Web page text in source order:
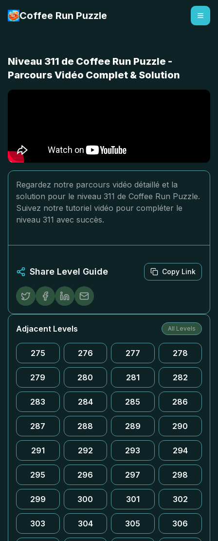
Coffee Run Puzzle
Niveau 311 de Coffee Run Puzzle -
Parcours Vidéo Complet & Solution
Regardez notre parcours vidéo détaillé et la
solution pour le niveau 311 de Coffee Run Puzzle.
Suivez notre tutoriel vidéo pour compléter le
niveau 311 avec succès.
Share Level Guide Copy Link
Adjacent Levels All Levels
275 276 277 278
279 280 281 282
283 284 285 286
287 288 289 290
291 292 293 294
295 296 297 298
299 300 301 302
303 304 305 306